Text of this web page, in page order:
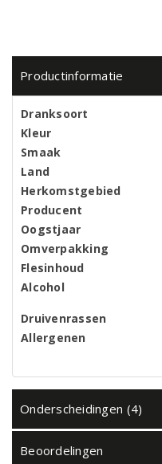
Productinformatie
Dranksoort
Kleur
Smaak
Land
Herkomstgebied
Producent
Oogstjaar
Omverpakking
Flesinhoud
Alcohol
Druivenrassen
Allergenen
Onderscheidingen (4)
Beoordelingen